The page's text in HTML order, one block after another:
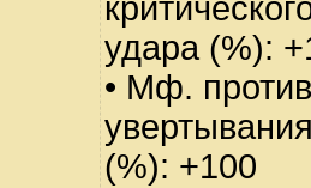
удара (%):
• Мф. против
(%): +100